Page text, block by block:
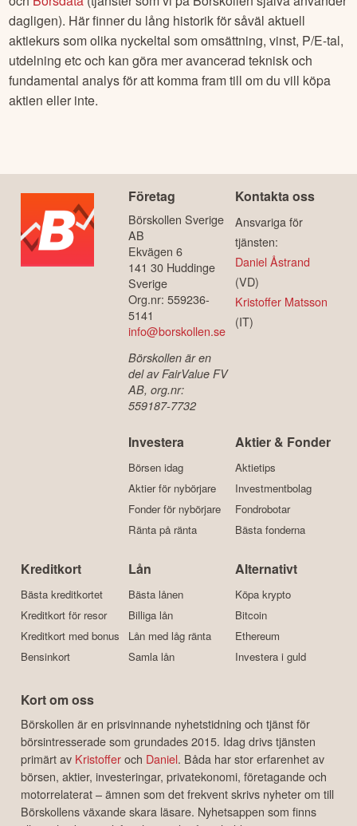
dagligen). Här finner du lång historik för såväl aktuell
aktiekurs som olika nyckeltal som omsättning, vinst, P/E-tal,
utdelning etc och kan göra mer avancerad teknisk och
fundamental analys för att komma fram till om du vill köpa
aktien eller inte.
Företag
Börskollen Sverige
AB
Ekvägen 6
141 30 Huddinge
Sverige
Org.nr: 559236-
5141
info@borskollen.se
Börskollen är en
del av FairValue FV
AB, org.nr:
559187-7732
Kontakta oss
Ansvariga för
tjänsten:
Daniel Åstrand
(VD)
Kristoffer Matsson
(IT)
Investera
Börsen idag
Aktier för nybörjare
Fonder för nybörjare
Ränta på ränta
Aktier & Fonder
Aktietips
Investmentbolag
Fondrobotar
Bästa fonderna
Kreditkort
Bästa kreditkortet
Kreditkort för resor
Kreditkort med bonus
Bensinkort
Lån
Bästa lånen
Billiga lån
Lån med låg ränta
Samla lån
Alternativt
Köpa krypto
Bitcoin
Ethereum
Investera i guld
Kort om oss
Börskollen är en prisvinnande nyhetstidning och tjänst för
börsintresserade som grundades 2015. Idag drivs tjänsten
primärt av Kristofferoch Daniel. Båda har stor erfarenhet av
börsen, aktier, investeringar, privatekonomi, företagande och
motorrelaterat – ämnen som det frekvent skrivs nyheter om till
Börskollens växande skara läsare. Nyhetsappen som finns